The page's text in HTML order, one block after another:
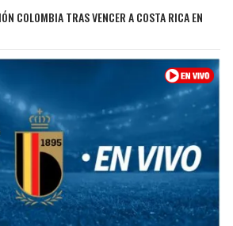
COLOMBIA TRAS VENCER A COSTA RICA EN